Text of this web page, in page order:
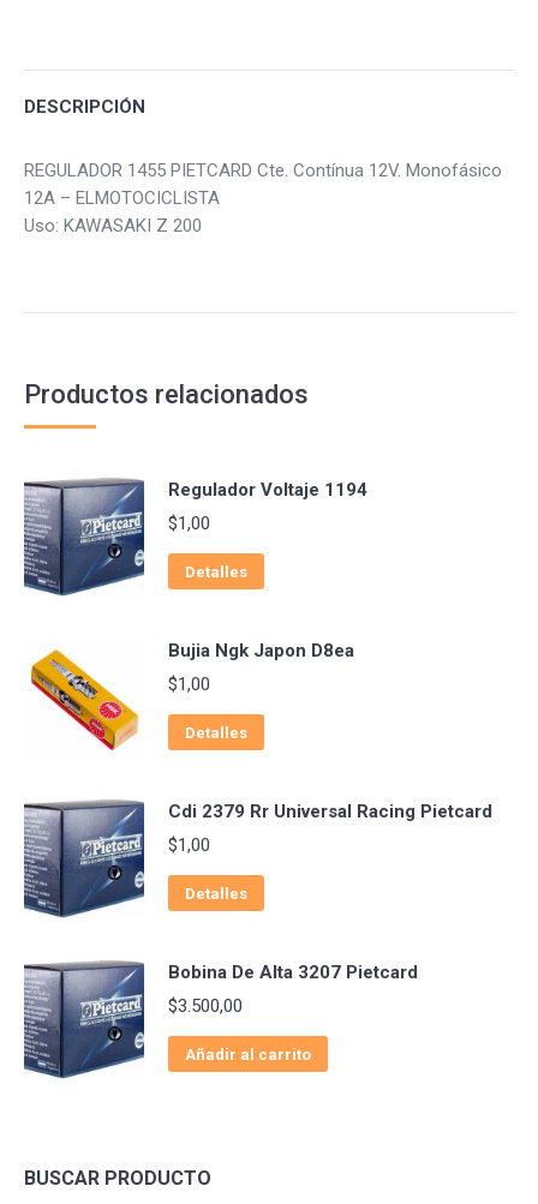
DESCRIPCIÓN
REGULADOR 1455 PIETCARD Cte. Contínua 12V. Monofásico
12A – ELMOTOCICLISTA
Uso: KAWASAKI Z 200
Productos relacionados
Regulador Voltaje 1194
$1,00
Detalles
Bujia Ngk Japon D8ea
$1,00
Detalles
Cdi 2379 Rr Universal Racing Pietcard
$1,00
Detalles
Bobina De Alta 3207 Pietcard
$3.500,00
Añadir al carrito
BUSCAR PRODUCTO